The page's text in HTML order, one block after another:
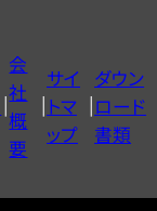
会
社
概
要
サイ
トマ
ップ
ダウン
ロード
書類